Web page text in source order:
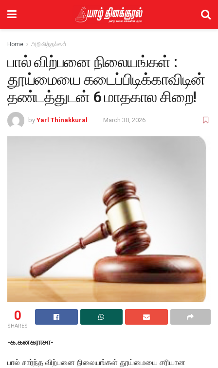
Home அறிவித்தல்கள்
பால் விற்பனை நிலையங்கள் :
தூய்மையை கடைப்பிடிக்காவிடின்
தண்டத்துடன் 6 மாதகால சிறை!
by Yarl Thinakkural March 30, 2026
0
SHARES
-க.கனகராசா-
பால் சார்ந்த விற்பனை நிலையங்கள் தூய்மையை சரியான